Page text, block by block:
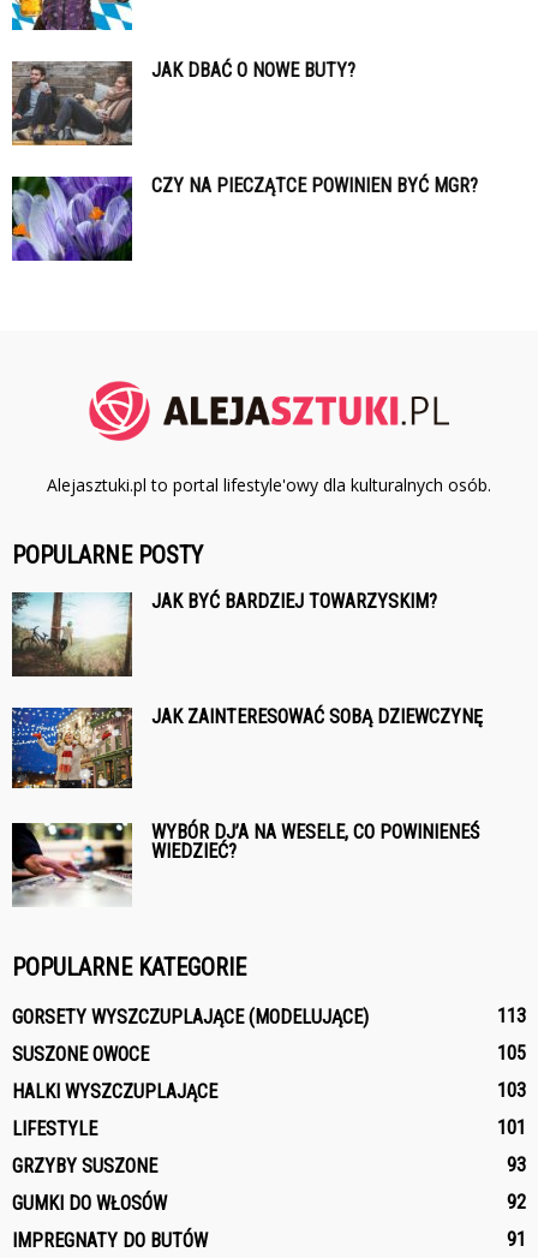
JAK DBAĆ O NOWE BUTY?
CZY NA PIECZĄTCE POWINIEN BYĆ MGR?
Alejasztuki.pl to portal lifestyle'owy dla kulturalnych osób.
POPULARNE POSTY
JAK BYĆ BARDZIEJ TOWARZYSKIM?
JAK ZAINTERESOWAĆ SOBĄ DZIEWCZYNĘ
WYBÓR DJ’A NA WESELE, CO POWINIENEŚ
WIEDZIEĆ?
POPULARNE KATEGORIE
GORSETY WYSZCZUPLAJĄCE (MODELUJĄCE)
113
SUSZONE OWOCE
105
HALKI WYSZCZUPLAJĄCE
103
LIFESTYLE
101
GRZYBY SUSZONE
93
GUMKI DO WŁOSÓW
92
IMPREGNATY DO BUTÓW
91